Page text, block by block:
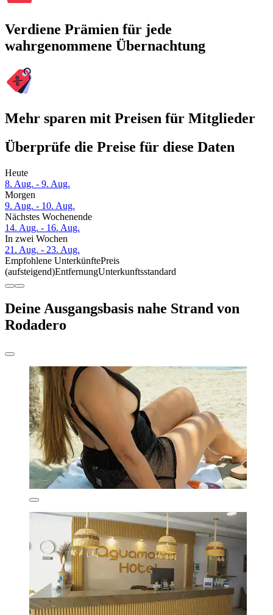
Verdiene Prämien für jede
wahrgenommene Übernachtung
Mehr sparen mit Preisen für Mitglieder
Überprüfe die Preise für diese Daten
Heute
8. Aug. - 9. Aug.
Morgen
9. Aug. - 10. Aug.
Nächstes Wochenende
14. Aug. - 16. Aug.
In zwei Wochen
21. Aug. - 23. Aug.
Empfohlene UnterkünftePreis
(aufsteigend)EntfernungUnterkunftsstandard
Deine Ausgangsbasis nahe Strand von
Rodadero